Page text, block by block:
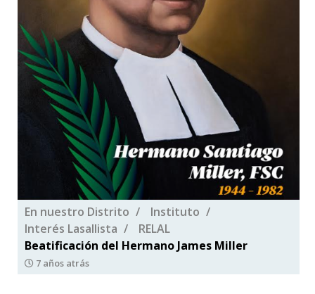
En nuestro Distrito
Instituto
Interés Lasallista
RELAL
Beatificación del Hermano James Miller
7 años atrás